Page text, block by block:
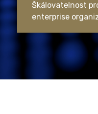
Škálovatelnost
enterprise